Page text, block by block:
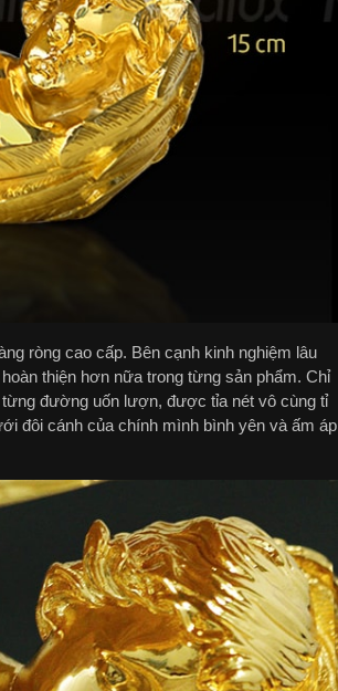
ròng cao cấp. Bên cạnh kinh nghiệm lâu
thiện hơn nữa trong từng sản phẩm. Chỉ
từng đường uốn lượn, được tỉa nét vô cùng tỉ
đôi cánh của chính mình bình yên và ấm áp